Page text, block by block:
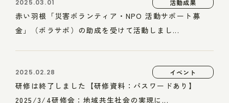
2025.03.01 活動成果
赤い羽根「災害ボランティア・NPO 活動サポート募
金」（ボラサポ）の助成を受けて活動しまし...
2025.02.28 イベント
研修は終了しました【研修資料：パスワードあり】
2025/3/4研修会：地域共生社会の実現に...